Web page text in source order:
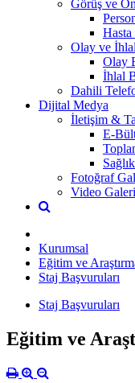
Görüş ve
Olay ve
Olay
İhlal
Dahili
Dijital Medya
İletişim &
E-
Fotoğraf
Video
Kurumsal
Eğitim ve
Staj Başvuruları
Staj Başvuruları
Eğitim ve